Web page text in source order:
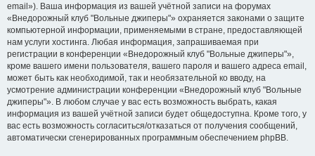
email»). Ваша информация из вашей учётной записи на форумах
«Внедорожный клуб "Вольные джиперы"» охраняется законами о защите
компьютерной информации, применяемыми в стране, предоставляющей
нам услуги хостинга. Любая информация, запрашиваемая при
регистрации в конференции «Внедорожный клуб "Вольные джиперы"»,
кроме вашего имени пользователя, вашего пароля и вашего адреса email,
может быть как необходимой, так и необязательной ко вводу, на
усмотрение администрации конференции «Внедорожный клуб "Вольные
джиперы"». В любом случае у вас есть возможность выбрать, какая
информация из вашей учётной записи будет общедоступна. Кроме того, у
вас есть возможность согласиться/отказаться от получения сообщений,
автоматически сгенерированных программным обеспечением phpBB.